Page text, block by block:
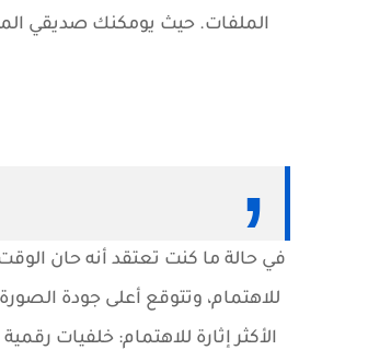
الملفات. حيث يومكنك صديقي
في حالة ما كنت تعتقد أنه حان
للاهتمام، وتتوقع أعلى جودة
الأكثر إثارة للاهتمام: خلفيات